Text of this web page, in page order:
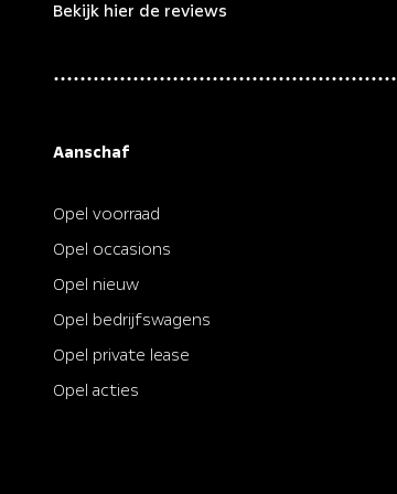
Bekijk hier de reviews
van
Aanschaf
Opel voorraad
Opel occasions
Opel nieuw
Opel bedrijfswagens
Opel private lease
Opel acties